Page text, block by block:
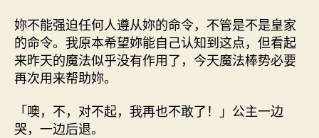
妳不能强迫任何人遵从妳的命令，不管是不是皇家
的命令。我原本希望妳能自己认知到这点，但看起
来昨天的魔法似乎没有作用了，今天魔法棒势必要
再次用来帮助妳。
「噢，不，对不起，我再也不敢了！」公主一边
哭，一边后退。